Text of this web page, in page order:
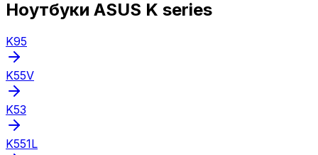
Ноутбуки ASUS K series
K95
K55V
K53
K551L